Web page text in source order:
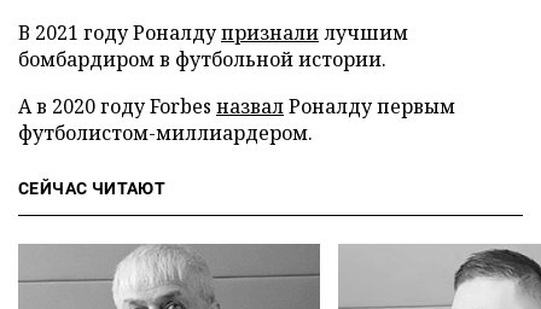
В 2021 году Роналдупризналилучшим
бомбардиром в футбольной истории.
А в 2020 году Forbes назвалРоналду первым
футболистом-миллиардером.
СЕЙЧАС ЧИТАЮТ